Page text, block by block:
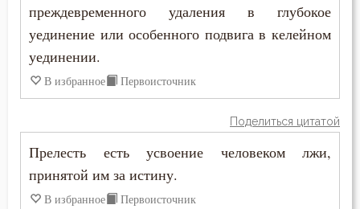
Благоговение
Благодарность
Благодать
Блуд
Анастасий Антиохийский
Анастасий Синаит
Анатолий Оптинский (Зерцалов)
Антоний Великий
Антоний Оптинский (Путилов)
преждевременного удаления в глубокое
уединение или особенного подвига в келейном
уединении.
В избранное Первоисточник
Поделиться цитатой
Прелесть есть усвоение человеком лжи,
принятой им за истину.
В избранное Первоисточник